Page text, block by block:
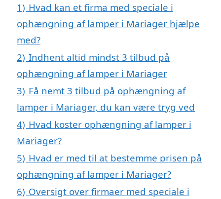
1) Hvad kan et firma med speciale i
ophængning af lamper i Mariager hjælpe
med?
2) Indhent altid mindst 3 tilbud på
ophængning af lamper i Mariager
3) Få nemt 3 tilbud på ophængning af
lamper i Mariager, du kan være tryg ved
4) Hvad koster ophængning af lamper i
Mariager?
5) Hvad er med til at bestemme prisen på
ophængning af lamper i Mariager?
6) Oversigt over firmaer med speciale i